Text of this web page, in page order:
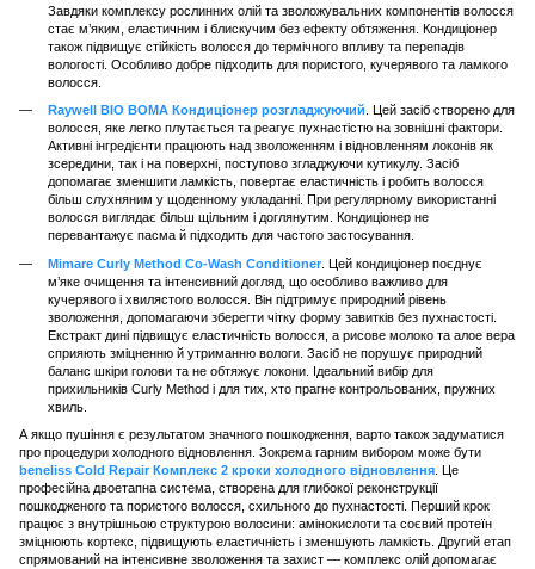
Завдяки комплексу рослинних олій та зволожувальних компонентів волосся
стає м’яким, еластичним і блискучим без ефекту обтяження. Кондиціонер
також підвищує стійкість волосся до термічного впливу та перепадів
вологості. Особливо добре підходить для пористого, кучерявого та ламкого
волосся.
Raywell BIO BOMA Кондиціонер розгладжуючий . Цей засіб створено для
волосся, яке легко плутається та реагує пухнастістю на зовнішні фактори.
Активні інгредієнти працюють над зволоженням і відновленням локонів як
зсередини, так і на поверхні, поступово згладжуючи кутикулу. Засіб
допомагає зменшити ламкість, повертає еластичність і робить волосся
більш слухняним у щоденному укладанні. При регулярному використанні
волосся виглядає більш щільним і доглянутим. Кондиціонер не
перевантажує пасма й підходить для частого застосування.
Mimare Curly Method Co-Wash Conditioner . Цей кондиціонер поєднує
м’яке очищення та інтенсивний догляд, що особливо важливо для
кучерявого і хвилястого волосся. Він підтримує природний рівень
зволоження, допомагаючи зберегти чітку форму завитків без пухнастості.
Екстракт дині підвищує еластичність волосся, а рисове молоко та алое вера
сприяють зміцненню й утриманню вологи. Засіб не порушує природний
баланс шкіри голови та не обтяжує локони. Ідеальний вибір для
прихильників Curly Method і для тих, хто прагне контрольованих, пружних
хвиль.
А якщо пушіння є результатом значного пошкодження, варто також задуматися
про процедури холодного відновлення. Зокрема гарним вибором може бути
beneliss Cold Repair Комплекс 2 кроки холодного відновлення . Це
професійна двоетапна система, створена для глибокої реконструкції
пошкодженого та пористого волосся, схильного до пухнастості. Перший крок
працює з внутрішньою структурою волосини: амінокислоти та соєвий протеїн
зміцнюють кортекс, підвищують еластичність і зменшують ламкість. Другий етап
спрямований на інтенсивне зволоження та захист — комплекс олій допомагає